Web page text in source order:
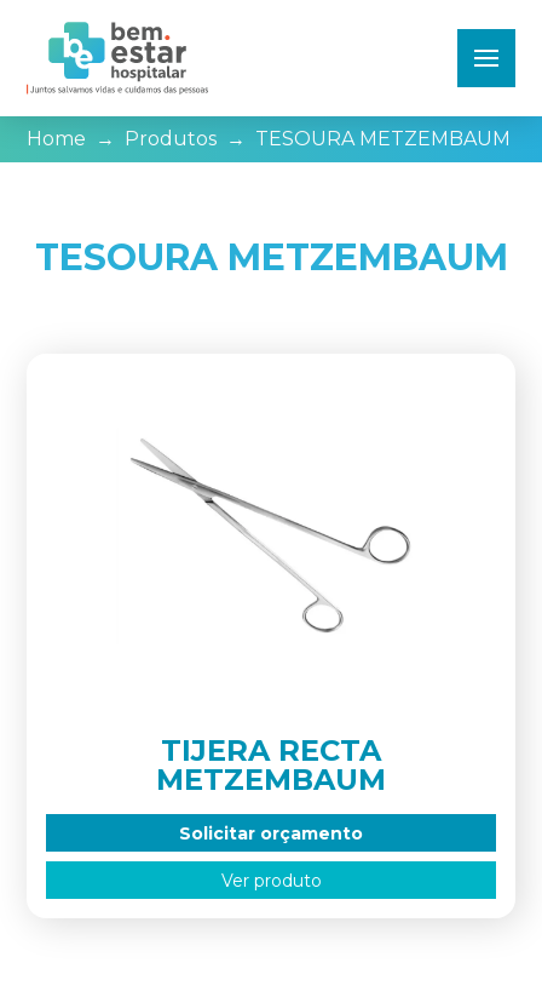
Home → Produtos → TESOURA METZEMBAUM
TESOURA METZEMBAUM
TIJERA RECTA
METZEMBAUM
Solicitar orçamento
Ver produto